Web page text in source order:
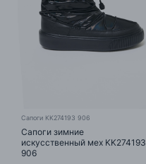
Сапоги KK274193 906
Сапоги зимние
искусственный мех KK274193
906